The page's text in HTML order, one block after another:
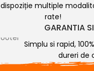
multiple
rate!
GARANTIA
Simplu si rapid,
dureri de